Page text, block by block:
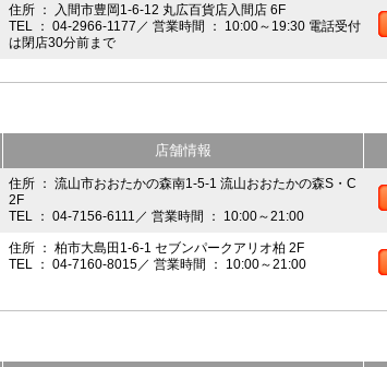
住所 ： 入間市豊岡1-6-12 丸広百貨店入間店 6F
TEL ： 04-2966-1177／ 営業時間 ： 10:00～19:30 電話受付
は閉店30分前まで
店舗情報
住所 ： 流山市おおたかの森南1-5-1 流山おおたかの森S・C
2F
TEL ： 04-7156-6111／ 営業時間 ： 10:00～21:00
住所 ： 柏市大島田1-6-1 セブンパークアリオ柏 2F
TEL ： 04-7160-8015／ 営業時間 ： 10:00～21:00